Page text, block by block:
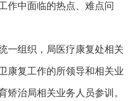
作中面临的热点、难点问
组织，局医疗康复处相关
康复工作的所领导和相关业
矫治局相关业务人员参训。